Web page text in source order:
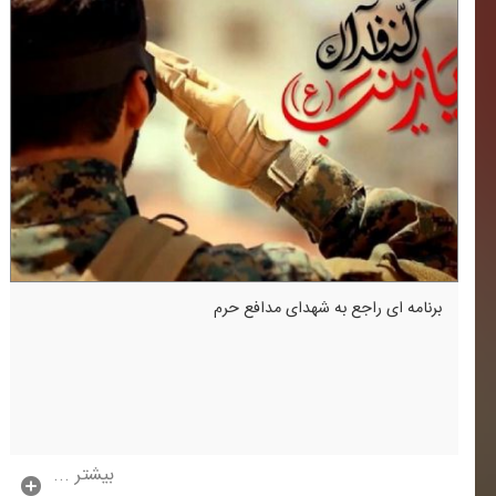
برنامه ای راجع به شهدای مدافع حرم
بیشتر ...